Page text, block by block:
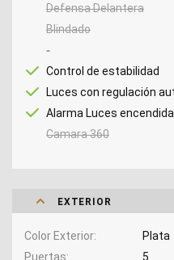
Defensa Delantera
Blindado
-
Control de estabilidad
Luces con regulación
Alarma Luces
Camara 360
EXTERIOR
Color Exterior
Plata
Puertas
5